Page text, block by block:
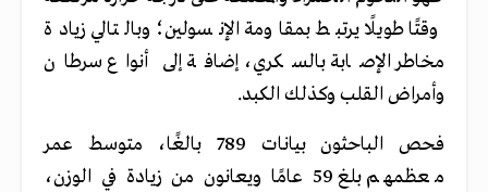
وقتًا طويلًا يرتبط بمقاومة الإنسولين؛ وبالتالي زيادة
مخاطر الإصابة بالسكري، إضافة إلى أنواع سرطان
وأمراض القلب وكذلك الكبد.
فحص الباحثون بيانات 789 بالغًا، متوسط عمر
معظمهم بلغ 59 عامًا ويعانون من زيادة في الوزن،